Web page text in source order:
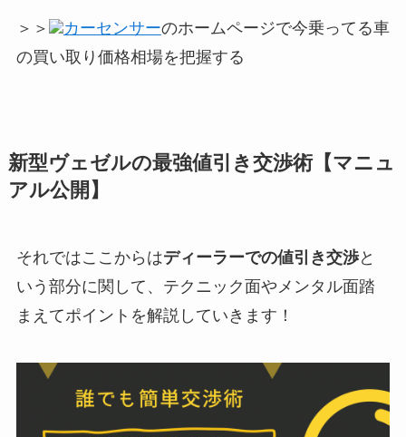
＞＞ カーセンサーのホームページで今乗ってる車
の買い取り価格相場を把握する
新型ヴェゼルの最強値引き交渉術【マニュ
アル公開】
それではここからはディーラーでの値引き交渉と
いう部分に関して、テクニック面やメンタル面踏
まえてポイントを解説していきます！